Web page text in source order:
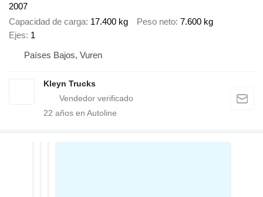
2007
Capacidad de carga 17.400 kg Peso neto 7.600 kg
Ejes 1
Países Bajos, Vuren
Kleyn Trucks
22 años en Autoline